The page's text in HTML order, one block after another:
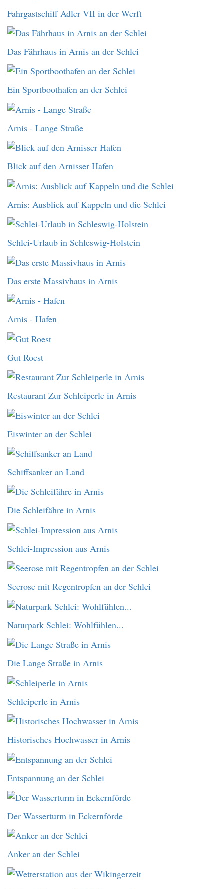
Fahrgastschiff Adler VII in der Werft
Das Fährhaus in Arnis an der Schlei
Ein Sportboothafen an der Schlei
Arnis - Lange Straße
Blick auf den Arnisser Hafen
Arnis: Ausblick auf Kappeln und die Schlei
Schlei-Urlaub in Schleswig-Holstein
Das erste Massivhaus in Arnis
Arnis - Hafen
Gut Roest
Restaurant Zur Schleiperle in Arnis
Eiswinter an der Schlei
Schiffsanker an Land
Die Schleifähre in Arnis
Schlei-Impression aus Arnis
Seerose mit Regentropfen an der Schlei
Naturpark Schlei: Wohlfühlen...
Die Lange Straße in Arnis
Schleiperle in Arnis
Historisches Hochwasser in Arnis
Entspannung an der Schlei
Der Wasserturm in Eckernförde
Anker an der Schlei